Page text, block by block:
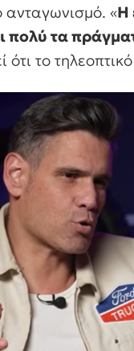
ανταγωνισμό. «Η
πολύ τα
το